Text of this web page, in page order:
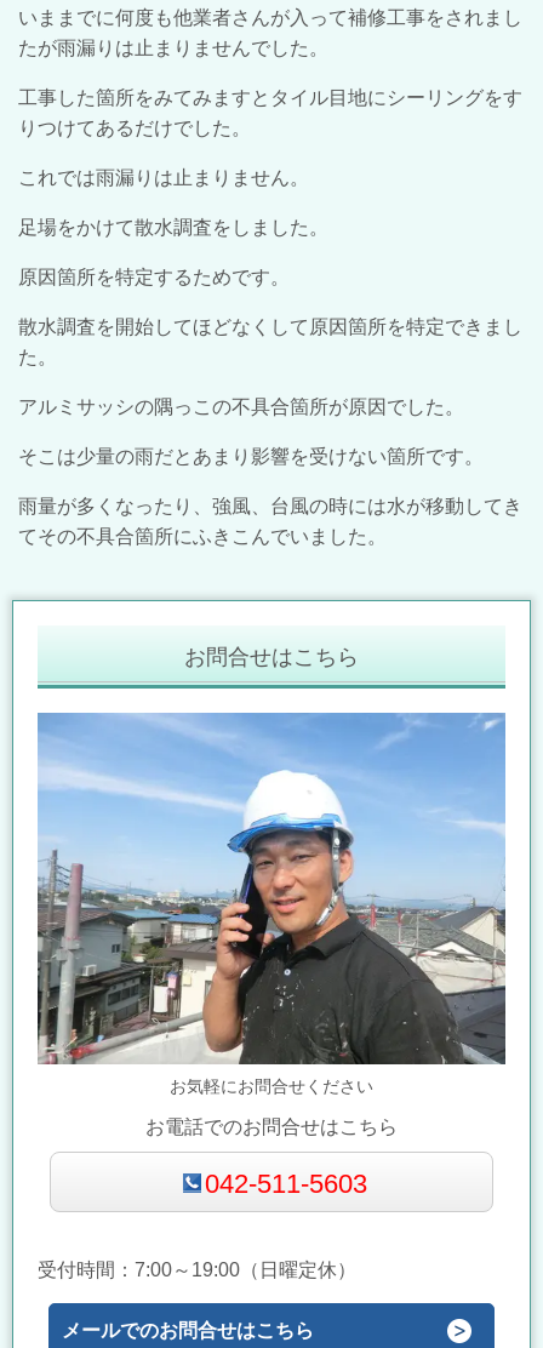
いままでに何度も他業者さんが入って補修工事をされまし
たが雨漏りは止まりませんでした。
工事した箇所をみてみますとタイル目地にシーリングをす
りつけてあるだけでした。
これでは雨漏りは止まりません。
足場をかけて散水調査をしました。
原因箇所を特定するためです。
散水調査を開始してほどなくして原因箇所を特定できまし
た。
アルミサッシの隅っこの不具合箇所が原因でした。
そこは少量の雨だとあまり影響を受けない箇所です。
雨量が多くなったり、強風、台風の時には水が移動してき
てその不具合箇所にふきこんでいました。
お問合せはこちら
お気軽にお問合せください
お電話でのお問合せはこちら
042-511-5603
受付時間：7:00～19:00（日曜定休）
メールでのお問合せはこちら